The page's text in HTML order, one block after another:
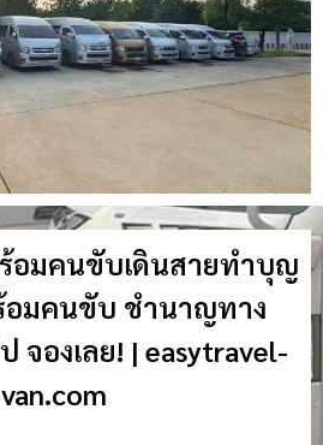
ร้อมคนขับเดินสายทำบุญ
อมคนขับ ชำนาญทาง
จองเลย! | easytravel-
van.com